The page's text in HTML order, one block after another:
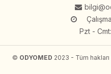
Pzt -
© ODYOMED 2023 - Tüm hakları